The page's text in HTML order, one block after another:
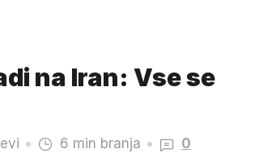
na Iran: Vse se
6 min branja 0